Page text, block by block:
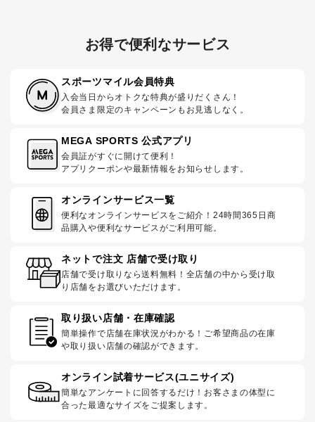
お得で便利なサービス
スポーツマイル会員特典
入会当日からオトクな特典が盛りだくさん！
会員さま限定のキャンペーンもお見逃しなく。
MEGA SPORTS 公式アプリ
会員証がすぐに開けて便利！
アプリクーポンや最新情報をお知らせします。
オンラインサービス一覧
便利なオンラインサービスをご紹介！24時間365日商
品購入や便利なサービスがご利用可能。
ネットで注文 店舗で受け取り
店舗で受け取りなら送料無料！全店舗の中から受け取
り店舗をお選びいただけます。
取り扱い店舗・在庫確認
簡単操作で店舗在庫状況がわかる！ご希望商品の在庫
や取り扱い店舗の確認ができます。
オンライン試着サービス(ユニサイズ)
簡単なアンケートに回答するだけ！お客さまの体型に
合った最適なサイズをご提案します。